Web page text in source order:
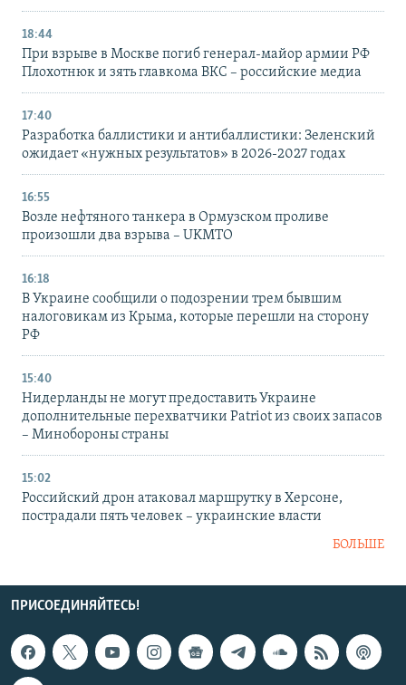
18:44
При взрыве в Москве погиб генерал-майор армии РФ
Плохотнюк и зять главкома ВКС – российские медиа
17:40
Разработка баллистики и антибаллистики: Зеленский
ожидает «нужных результатов» в 2026-2027 годах
16:55
Возле нефтяного танкера в Ормузском проливе
произошли два взрыва – UKMTO
16:18
В Украине сообщили о подозрении трем бывшим
налоговикам из Крыма, которые перешли на сторону
РФ
15:40
Нидерланды не могут предоставить Украине
дополнительные перехватчики Patriot из своих запасов
– Минобороны страны
15:02
Российский дрон атаковал маршрутку в Херсоне,
пострадали пять человек – украинские власти
БОЛЬШЕ
ПРИСОЕДИНЯЙТЕСЬ!